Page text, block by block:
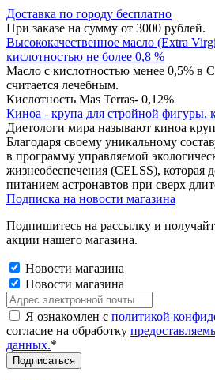
Доставка по городу бесплатно
При заказе на сумму от 3000 рублей.
Высококачественное масло (Extra
кислотностью не более 0,8 %
Масло с кислотностью менее 0,5% в
считается лечебным.
Кислотность Mas Terras- 0,12%
Киноа - крупа для стройной фигуры,
Диетологи мира называют киноа
Благодаря своему уникальному
в программу управляемой
жизнеобеспечения (CELSS), которая
питанием астронавтов при сверх
Подписка на новости магазина
Подпишитесь на рассылку и
акции нашего магазина.
Новости магазина
Новости магазина
Я ознакомлен с политикой
согласие на обработку
данных.*